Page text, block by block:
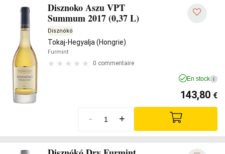
Disznoko Aszu VPT
Summum 2017 (0,37 L)
Disznókó
Tokaj-Hegyalja (Hongrie)
Furmint
0 commentaire
En stock i
143,80 €
- +